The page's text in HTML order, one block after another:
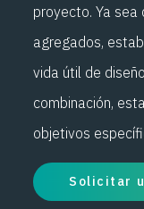
proyecto. Ya
agregados,
vida útil de
combinación,
objetivos
Solicitar